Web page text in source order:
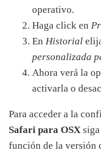
operativo.
Haga click en
En Historial
personalizada
Ahora verá la
activarla o
Para acceder a la
Safari para OSX
función de la versión